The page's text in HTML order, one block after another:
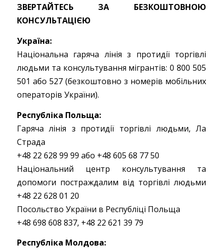
ЗВЕРТАЙТЕСЬ ЗА БЕЗКОШТОВНОЮ
КОНСУЛЬТАЦІЄЮ
Україна:
Національна гаряча лінія з протидії торгівлі
людьми та консультування мігрантів: 0 800 505
501 або 527 (безкоштовно з номерів мобільних
операторів України).
Республіка Польща:
Гаряча лінія з протидії торгівлі людьми, Ла
Страда
+48 22 628 99 99 або +48 605 68 77 50
Національний центр консультування та
допомоги постраждалим від торгівлі людьми
+48 22 628 01 20
Посольство України в Республіці Польща
+48 698 608 837, +48 22 621 39 79
Республіка Молдова: